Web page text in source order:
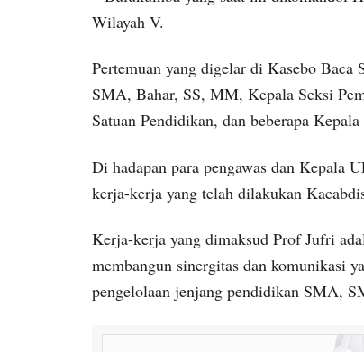
Wilayah V.
Pertemuan yang digelar di Kasebo
SMA, Bahar, SS, MM, Kepala Seksi
Satuan Pendidikan, dan beberapa
Di hadapan para pengawas dan Kepala
kerja-kerja yang telah dilakukan
Kerja-kerja yang dimaksud Prof Jufri
membangun sinergitas dan komunikasi
pengelolaan jenjang pendidikan SMA,